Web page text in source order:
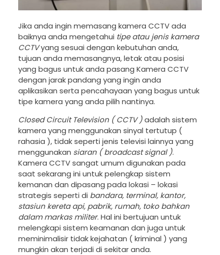
Jika anda ingin memasang kamera CCTV ada
baiknya anda mengetahui tipe atau jenis kamera
CCTVyang sesuai dengan kebutuhan anda,
tujuan anda memasangnya, letak atau posisi
yang bagus untuk anda pasang Kamera CCTV
dengan jarak pandang yang ingin anda
aplikasikan serta pencahayaan yang bagus untuk
tipe kamera yang anda pilih nantinya.
Closed Circuit Television ( CCTV )adalah sistem
kamera yang menggunakan sinyal tertutup (
rahasia ), tidak seperti jenis televisi lainnya yang
menggunakan siaran ( broadcast signal ).
Kamera CCTV sangat umum digunakan pada
saat sekarang ini untuk pelengkap sistem
kemanan dan dipasang pada lokasi – lokasi
strategis seperti di bandara, terminal, kantor,
stasiun kereta api, pabrik, rumah, toko bahkan
dalam markas militer. Hal ini bertujuan untuk
melengkapi sistem keamanan dan juga untuk
meminimalisir tidak kejahatan ( kriminal ) yang
mungkin akan terjadi di sekitar anda.